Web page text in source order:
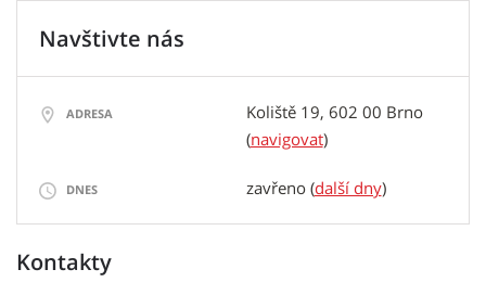
Navštivte nás
ADRESA
Koliště 19, 602 00 Brno
(navigovat)
DNES zavřeno (další dny)
Kontakty